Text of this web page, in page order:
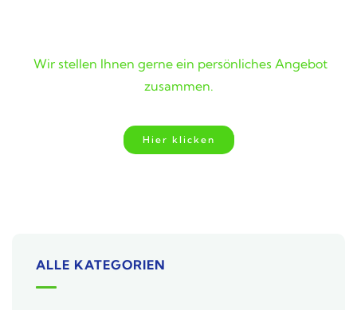
Wir stellen Ihnen gerne ein persönliches Angebot
zusammen.
Hier klicken
ALLE KATEGORIEN